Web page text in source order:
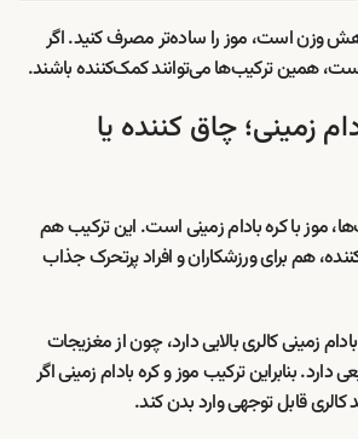
وزن است، موز را ساده‌تر مصرف کنید. اگر
همین ترکیب‌ها می‌توانند کمک‌کننده باشند.
زمینی؛ چاق کننده یا
موز با کره بادام زمینی است. این ترکیب هم
هم برای ورزشکاران و افراد پرتحرک جذاب
زمینی کالری بالایی دارد، چون از مغزیجات
بنابراین ترکیب موز و کره بادام زمینی اگر
قابل توجهی وارد بدن کند.